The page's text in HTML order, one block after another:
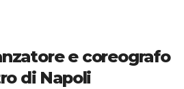
e coreografo
di Napoli